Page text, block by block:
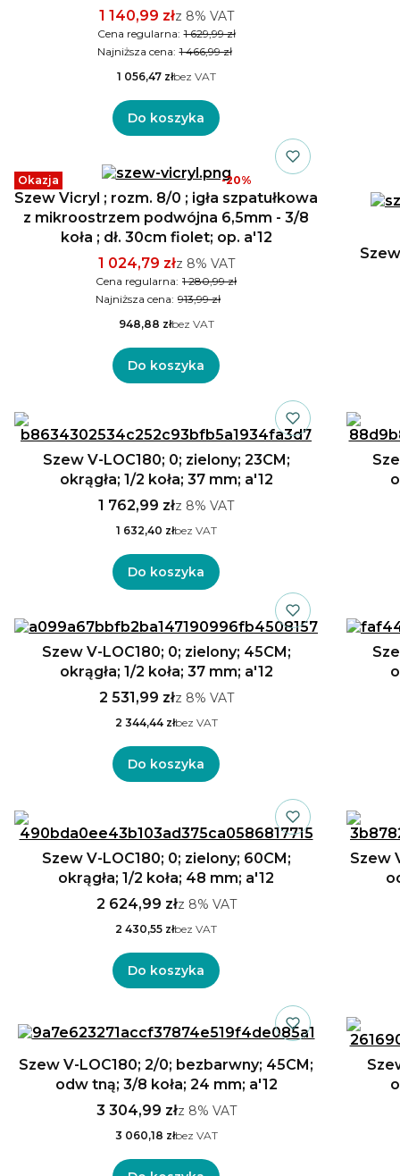
1 140,99 złz 8% VAT
Cena regularna: 1 629,99 zł
Najniższa cena: 1 466,99 zł
1 056,47 złbez VAT
Do koszyka
Okazja
Szew Vicryl ; rozm. 8/0 ; igła szpatułkowa
z mikroostrzem podwójna 6,5mm - 3/8
koła ; dł. 30cm fiolet; op. a'12
1 024,79 złz 8% VAT
Cena regularna: 1 280,99 zł
-20%
Najniższa cena: 913,99 zł
948,88 złbez VAT
Do koszyka
Szew V-LOC180; 0; zielony; 23CM;
okrągła; 1/2 koła; 37 mm; a'12
1 762,99 złz 8% VAT
1 632,40 złbez VAT
Do koszyka
Szew V-LOC180; 0; zielony; 45CM;
okrągła; 1/2 koła; 37 mm; a'12
2 531,99 złz 8% VAT
2 344,44 złbez VAT
Do koszyka
Szew V-LOC180; 0; zielony; 60CM;
okrągła; 1/2 koła; 48 mm; a'12
2 624,99 złz 8% VAT
2 430,55 złbez VAT
Do koszyka
Szew
Szew V-LOC180; 2/0; bezbarwny; 45CM;
odw tną; 3/8 koła; 24 mm; a'12
3 304,99 złz 8% VAT
3 060,18 złbez VAT